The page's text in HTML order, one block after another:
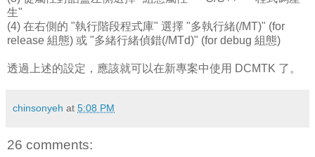
生"
(4) 在右側的 "執行階段程式庫" 選擇 "多執行緒(/MT)" (for
release 組態) 或 "多緒行緒偵錯(/MTd)" (for debug 組態)
透過上述的設定，應該就可以在新專案中使用 DCMTK 了。
chinsonyeh at 5:08 PM
26 comments: